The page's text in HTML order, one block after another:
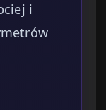
i